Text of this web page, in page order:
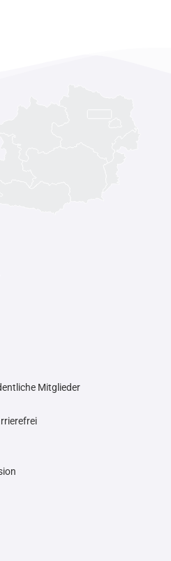
Mitglieder